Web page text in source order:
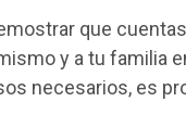
que
y a tu familia
necesarios, es